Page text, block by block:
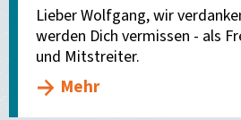
Lieber Wolfgang, wir
werden Dich vermissen - als
und Mitstreiter.
Mehr